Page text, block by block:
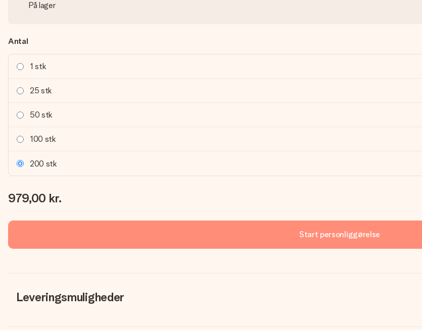
På lager
Antal
1 stk
25 stk
50 stk
100 stk
200 stk
979,00 kr.
Start personliggørelse
Leveringsmuligheder